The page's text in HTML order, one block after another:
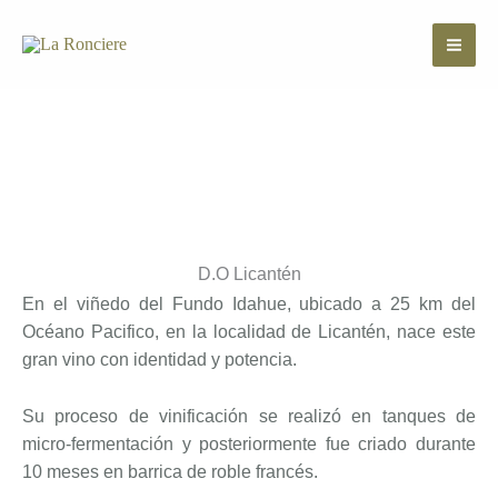
D.O Licantén
En el viñedo del Fundo Idahue, ubicado a 25 km del
Océano Pacifico, en la localidad de Licantén, nace este
gran vino con identidad y potencia.
Su proceso de vinificación se realizó en tanques de
micro-fermentación y posteriormente fue criado durante
10 meses en barrica de roble francés.